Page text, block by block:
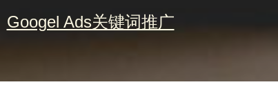
Googel Ads关键词推广